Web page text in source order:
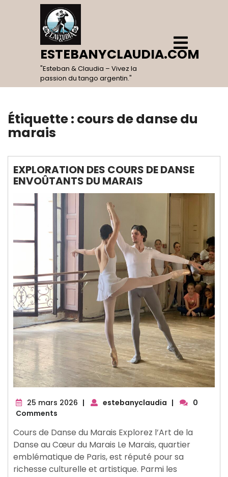
ESTEBANYCLAUDIA.COM
"Esteban & Claudia – Vivez la
passion du tango argentin."
Open
Menu
Étiquette : cours de danse du
marais
EXPLORATION DES COURS DE DANSE
ENVOÛTANTS DU MARAIS
25 mars 2026 25
| estebanyclaudia |
0
Comments
Cours de Danse du Marais Explorez l’Art de la
Danse au Cœur du Marais Le Marais, quartier
emblématique de Paris, est réputé pour sa
richesse culturelle et artistique. Parmi les